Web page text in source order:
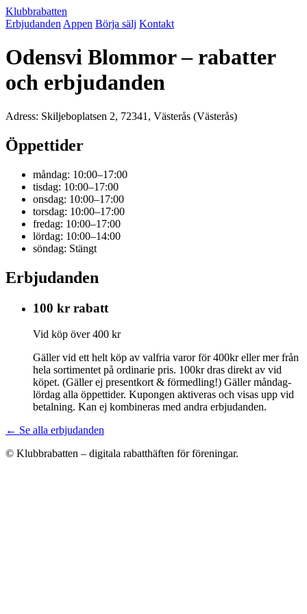
Klubbrabatten
Erbjudanden Appen Börja sälj Kontakt
Odensvi Blommor – rabatter
och erbjudanden
Adress: Skiljeboplatsen 2, 72341, Västerås (Västerås)
Öppettider
måndag: 10:00–17:00
tisdag: 10:00–17:00
onsdag: 10:00–17:00
torsdag: 10:00–17:00
fredag: 10:00–17:00
lördag: 10:00–14:00
söndag: Stängt
Erbjudanden
100 kr rabatt
Vid köp över 400 kr
Gäller vid ett helt köp av valfria varor för 400kr eller mer från
hela sortimentet på ordinarie pris. 100kr dras direkt av vid
köpet. (Gäller ej presentkort & förmedling!) Gäller måndag-
lördag alla öppettider. Kupongen aktiveras och visas upp vid
betalning. Kan ej kombineras med andra erbjudanden.
← Se alla erbjudanden
© Klubbrabatten – digitala rabatthäften för föreningar.